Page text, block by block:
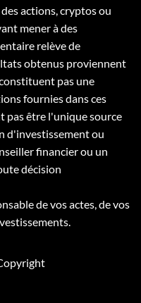
actions, cryptos ou
mener à des
relève de
obtenus proviennent
pas une
fournies dans ces
pas être l'unique source
d'investissement ou
financier ou un
décision
de vos actes, de vos